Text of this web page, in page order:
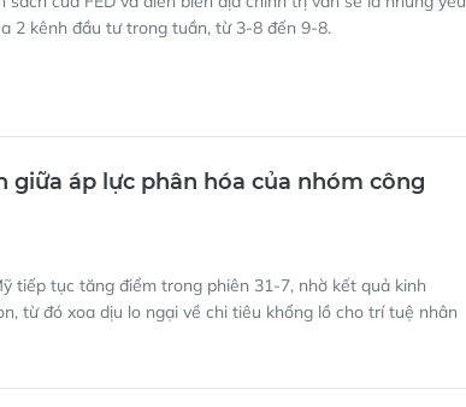
2 kênh đầu tư trong tuần, từ 3-8 đến 9-8.
giữa áp lực phân hóa của nhóm công
tiếp tục tăng điểm trong phiên 31-7, nhờ kết quả kinh
từ đó xoa dịu lo ngại về chi tiêu khổng lồ cho trí tuệ nhân